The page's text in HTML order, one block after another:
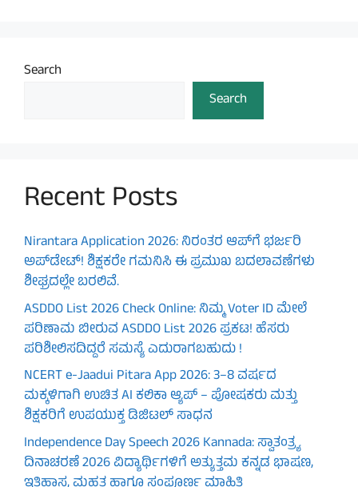
Search
Search
Recent Posts
Nirantara Application 2026: ನಿರಂತರ ಆಪ್‌ಗೆ ಭರ್ಜರಿ
ಅಪ್‌ಡೇಟ್! ಶಿಕ್ಷಕರೇ ಗಮನಿಸಿ ಈ ಪ್ರಮುಖ ಬದಲಾವಣೆಗಳು
ಶೀಘ್ರದಲ್ಲೇ ಬರಲಿವೆ.
ASDDO List 2026 Check Online: ನಿಮ್ಮ Voter ID ಮೇಲೆ
ಪರಿಣಾಮ ಬೀರುವ ASDDO List 2026 ಪ್ರಕಟ! ಹೆಸರು
ಪರಿಶೀಲಿಸದಿದ್ದರೆ ಸಮಸ್ಯೆ ಎದುರಾಗಬಹುದು !
NCERT e-Jaadui Pitara App 2026: 3–8 ವರ್ಷದ
ಮಕ್ಕಳಿಗಾಗಿ ಉಚಿತ AI ಕಲಿಕಾ ಆ್ಯಪ್ – ಪೋಷಕರು ಮತ್ತು
ಶಿಕ್ಷಕರಿಗೆ ಉಪಯುಕ್ತ ಡಿಜಿಟಲ್ ಸಾಧನ
Independence Day Speech 2026 Kannada: ಸ್ವಾತಂತ್ರ್ಯ
ದಿನಾಚರಣೆ 2026 ವಿದ್ಯಾರ್ಥಿಗಳಿಗೆ ಅತ್ಯುತ್ತಮ ಕನ್ನಡ ಭಾಷಣ,